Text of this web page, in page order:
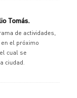
Tomás.
de actividades,
el próximo
cual se
ciudad.